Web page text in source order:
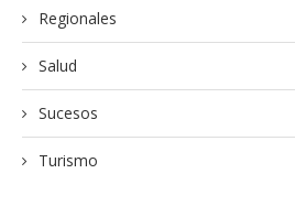
Regionales
Salud
Sucesos
Turismo